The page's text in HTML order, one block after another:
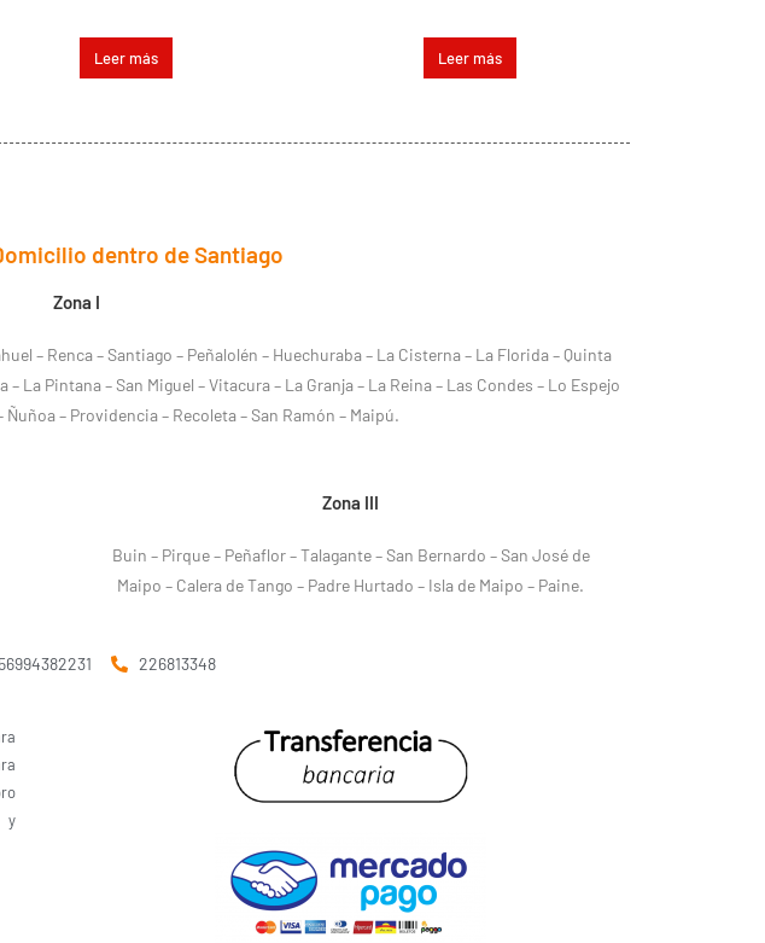
Leer más Leer más
dentro de Santiago
Zona I
– Renca – Santiago – Peñalolén – Huechuraba – La Cisterna – La Florida – Quinta
La Pintana – San Miguel – Vitacura – La Granja – La Reina – Las Condes – Lo Espejo
Ñuñoa – Providencia – Recoleta – San Ramón – Maipú.
Zona III
Buin – Pirque – Peñaflor – Talagante – San Bernardo – San José de
Maipo – Calera de Tango – Padre Hurtado – Isla de Maipo – Paine.
226813348
y